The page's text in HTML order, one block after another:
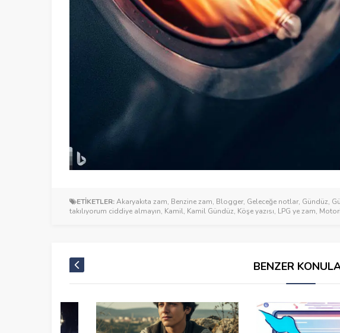
ETİKETLER:Akaryakıta zam, Benzine zam, Blogger, Geleceğe notlar, Gündüz,
takılıyorum ciddiye almayın, Kamil, Kamil Gündüz, Köşe yazısı, LPG ye zam,
BENZER